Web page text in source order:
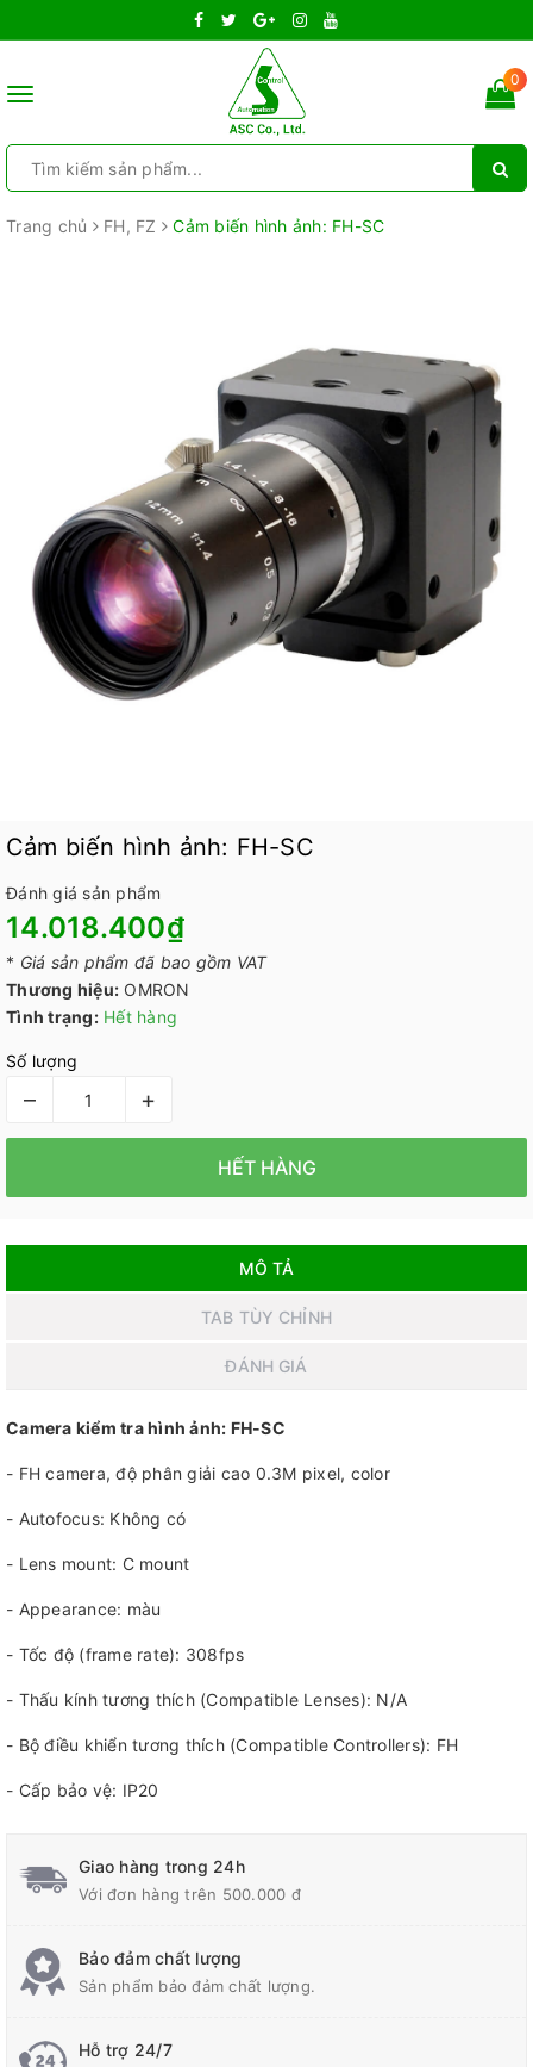
Toggle
0
Trang chủ FH, FZ Cảm biến hình ảnh: FH-SC
Cảm biến hình ảnh: FH-SC
Đánh giá sản phẩm
14.018.400₫
* Giá sản phẩm đã bao gồm VAT
Thương hiệu: OMRON
Tình trạng: Hết hàng
Số lượng
– +
HẾT HÀNG
MÔ TẢ
TAB TÙY CHỈNH
ĐÁNH GIÁ
Camera kiểm tra hình ảnh: FH-SC
- FH camera, độ phân giải cao 0.3M pixel, color
- Autofocus: Không có
- Lens mount: C mount
- Appearance: màu
- Tốc độ (frame rate): 308fps
- Thấu kính tương thích (Compatible Lenses): N/A
- Bộ điều khiển tương thích (Compatible Controllers): FH
- Cấp bảo vệ: IP20
Giao hàng trong 24h
Với đơn hàng trên 500.000 đ
Bảo đảm chất lượng
Sản phẩm bảo đảm chất lượng.
Hỗ trợ 24/7